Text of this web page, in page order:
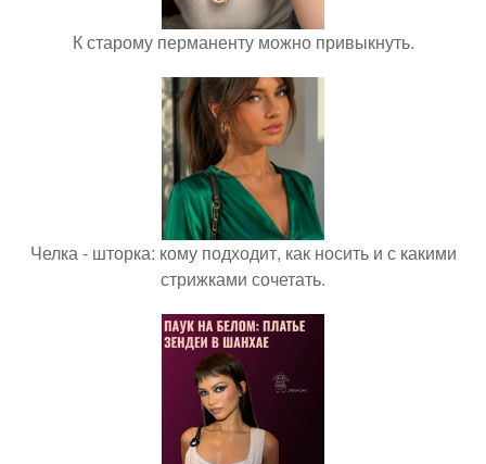
К старому перманенту можно привыкнуть.
Челка - шторка: кому подходит, как носить и с какими
стрижками сочетать.